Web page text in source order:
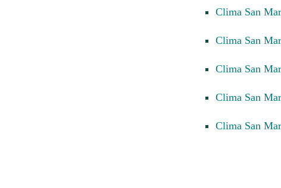
Clima San
Clima San
Clima San
Clima San
Clima San